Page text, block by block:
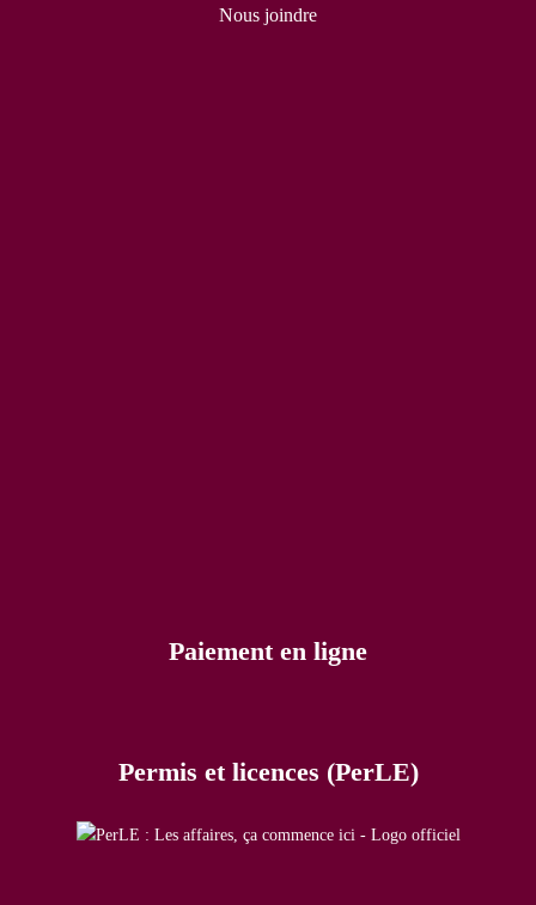
Nous joindre
Paiement en ligne
Permis et licences (PerLE)